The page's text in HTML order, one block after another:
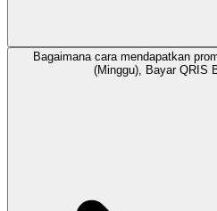
Bagaimana cara mendapatkan
(Minggu), Bayar QRIS